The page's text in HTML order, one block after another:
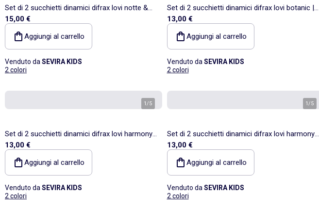
Set di 2 succhietti dinamici difrax lovi notte &
giorno | Difrax
15,00 €
Aggiungi al carrello
Venduto da SEVIRA KIDS
2 colori
Set di 2 succhietti dinamici difrax lovi botanic |
Difrax
13,00 €
Aggiungi al carrello
Venduto da SEVIRA KIDS
2 colori
1/5
Set di 2 succhietti dinamici difrax lovi harmony |
Difrax
13,00 €
Aggiungi al carrello
Venduto da SEVIRA KIDS
2 colori
1/5
Set di 2 succhietti dinamici difrax lovi harmony |
Difrax
13,00 €
Aggiungi al carrello
Venduto da SEVIRA KIDS
2 colori